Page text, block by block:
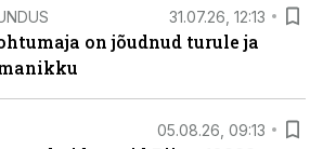
31.07.26, 12:13
on jõudnud turule ja
05.08.26, 09:13